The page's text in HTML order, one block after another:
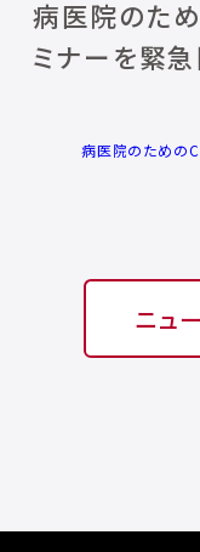
病医院のた
ミナーを緊
病医院のための
ニュ